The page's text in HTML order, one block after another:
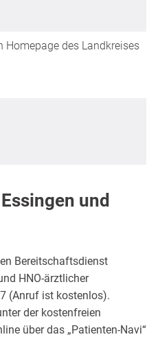
Homepage des Landkreises
und
Bereitschaftsdienst
HNO-ärztlicher
(Anruf ist kostenlos).
der kostenfreien
über das „Patienten-Navi“